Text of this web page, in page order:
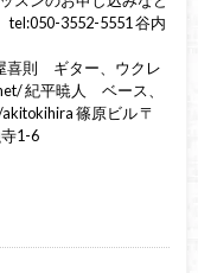
tel:050-3552-5551 谷内
喜則 ギター、ウクレ
紀平暁人 ベース、
篠原ビル 〒
1-6